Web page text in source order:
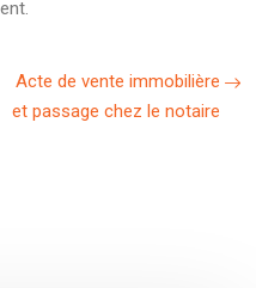
Acte de vente immobilière
et passage chez le notaire